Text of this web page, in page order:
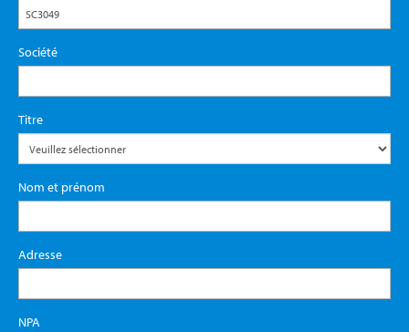
Société
Titre
Nom et prénom
Adresse
NPA